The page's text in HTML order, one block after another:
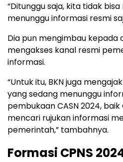
“Ditunggu saja, kita tidak
menunggu informasi resmi
Dia pun mengimbau
mengakses kanal resmi
informasi.
“Untuk itu, BKN juga
yang sedang menunggu
pembukaan CASN 2024, baik
mencari rujukan informasi
pemerintah,” tambahnya.
Formasi CPNS